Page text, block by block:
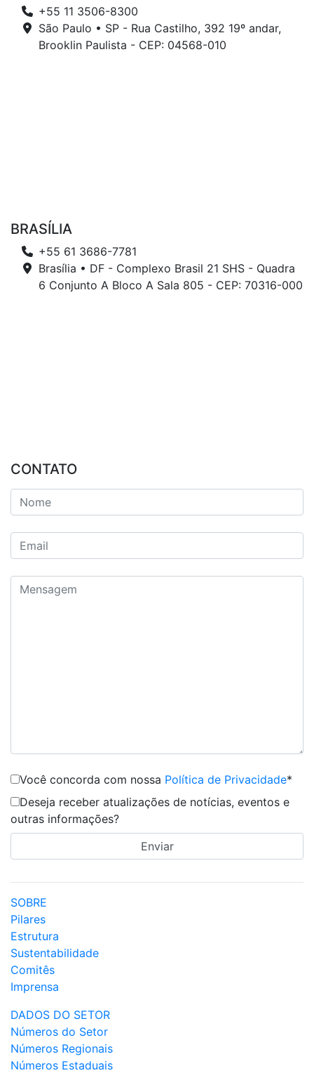
+55 11 3506-8300
São Paulo • SP - Rua Castilho, 392 19º andar,
Brooklin Paulista - CEP: 04568-010
BRASÍLIA
+55 61 3686-7781
Brasília • DF - Complexo Brasil 21 SHS - Quadra
6 Conjunto A Bloco A Sala 805 - CEP: 70316-000
CONTATO
Você concorda com nossa Política de Privacidade*
Deseja receber atualizações de notícias, eventos e
outras informações?
SOBRE
Pilares
Estrutura
Sustentabilidade
Comitês
Imprensa
DADOS DO SETOR
Números do Setor
Números Regionais
Números Estaduais